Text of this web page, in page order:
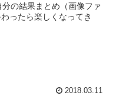
の結果まとめ（画像ファ
ったら楽しくなってき
2018.03.11